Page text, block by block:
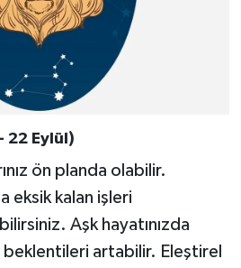
22 Eylül)
ön planda olabilir.
eksik kalan işleri
Aşk hayatınızda
artabilir. Eleştirel